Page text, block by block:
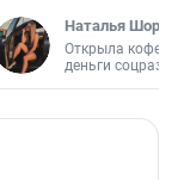
Наталья
Открыла
деньги